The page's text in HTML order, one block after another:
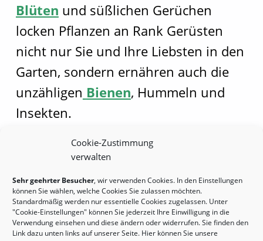
Cookie-Zustimmung
verwalten
Sehr geehrter Besucher, wir verwenden Cookies. In den Einstellungen
können Sie wählen, welche Cookies Sie zulassen möchten.
Standardmäßig werden nur essentielle Cookies zugelassen. Unter
"Cookie-Einstellungen" können Sie jederzeit Ihre Einwilligung in die
Verwendung einsehen und diese ändern oder widerrufen. Sie finden den
Link dazu unten links auf unserer Seite. Hier können Sie unsere
Blüten und süßlichen Gerüchen
locken Pflanzen an Rank Gerüsten
nicht nur Sie und Ihre Liebsten in den
Garten, sondern ernähren auch die
unzähligen Bienen, Hummeln und
Insekten.
Copyright by Robert Mennen 2020 |
Garten- und Landschaftsbau | Tel.: (+49)